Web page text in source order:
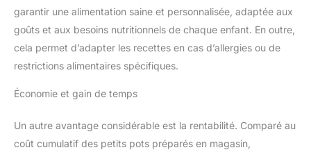
garantir une alimentation saine et personnalisée, adaptée aux
goûts et aux besoins nutritionnels de chaque enfant. En outre,
cela permet d’adapter les recettes en cas d’allergies ou de
restrictions alimentaires spécifiques.
Économie et gain de temps
Un autre avantage considérable est la rentabilité. Comparé au
coût cumulatif des petits pots préparés en magasin,